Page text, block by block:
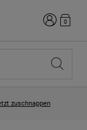
Anmelden
0
zuschnappen